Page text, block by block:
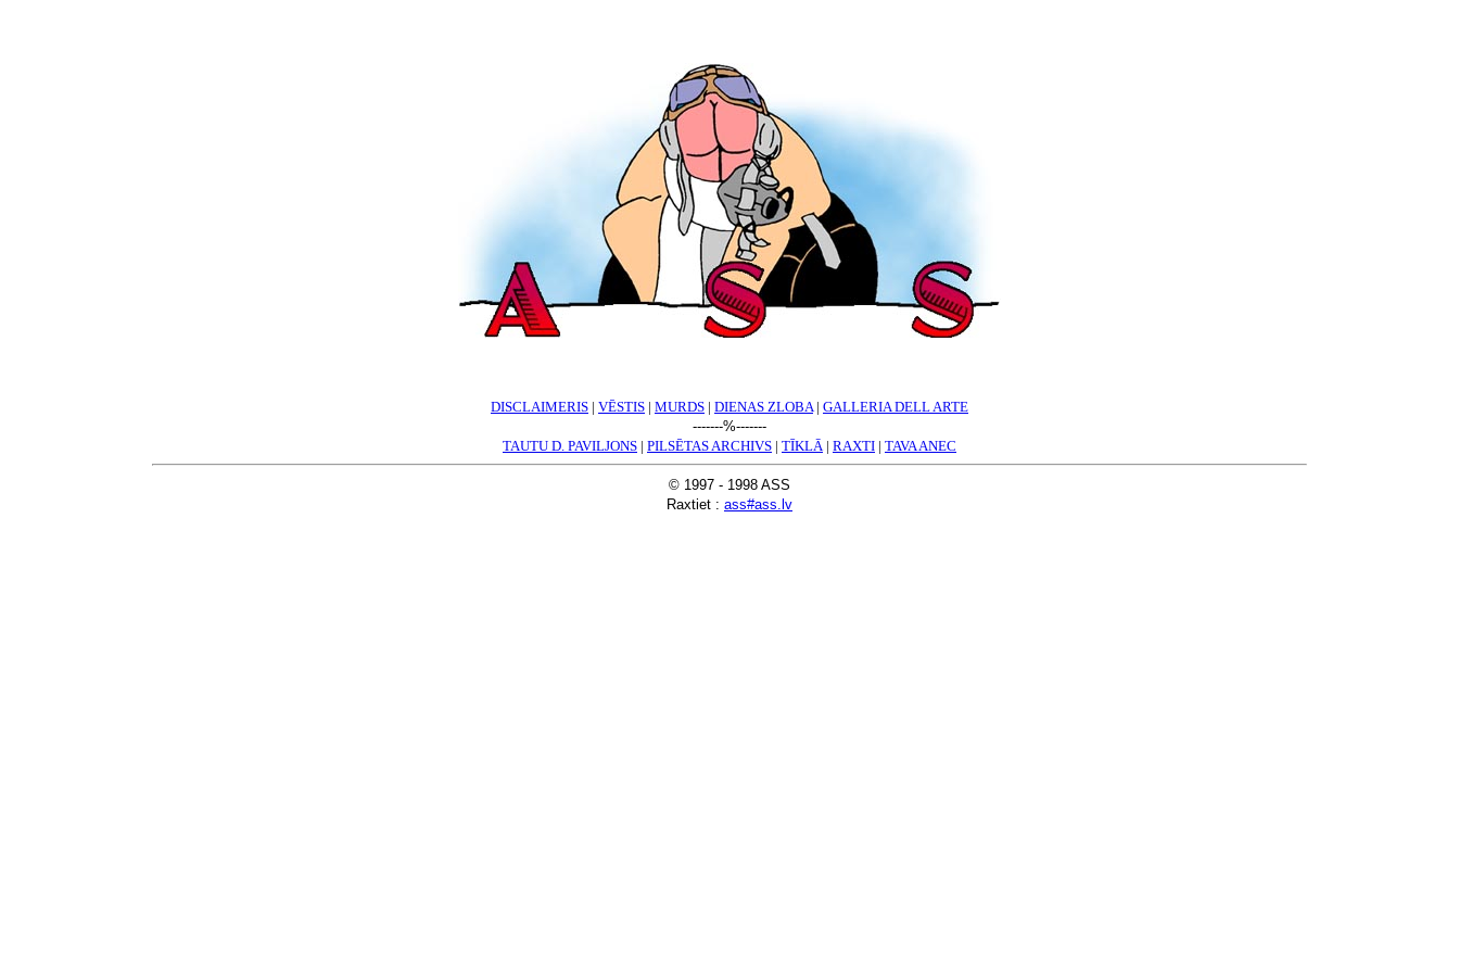
DISCLAIMERIS | VĒSTIS | MURDS | DIENAS ZLOBA| GALLERIA DELL ARTE
-------%-------
TAUTU D. PAVILJONS | PILSĒTAS ARCHIVS | TĪKLĀ| RAXTI | TAVA ANEC
© 1997 - 1998 ASS
Raxtiet : ass#ass.lv